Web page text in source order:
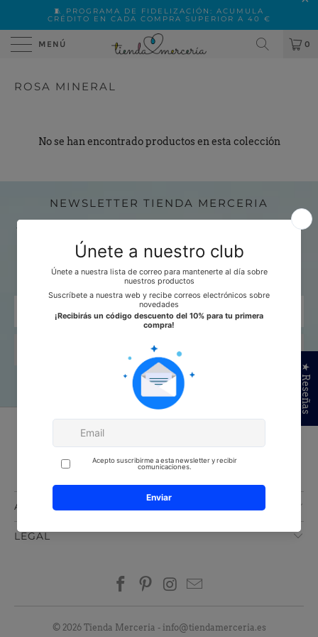
🧵 PROGRAMA DE FIDELIZACIÓN: ACUMULA
CRÉDITO EN CADA COMPRA SUPERIOR A 40 €
MENÚ 0
ROSA MINERAL
No se han encontrado productos en esta colección
NEWSLETTER TIENDA MERCERIA
Suscríbete para ser el primero en conocer nuestros nuevos
productos y ofertas.
¡Además recibirás un 10% de descuento para tu próximo
pedido!
AL APUNTARTE, ACEPTAS NUESTRA POLÍTICA DE PRIVACIDAD
ATENCIÓN AL CLIENTE
LEGAL
© 2026 Tienda Merceria - info@tiendamerceria.es
★ Reseñas